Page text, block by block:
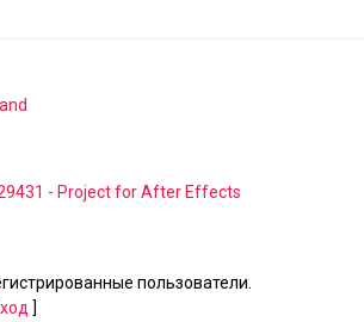
- Project for After Effects
пользователи.
]